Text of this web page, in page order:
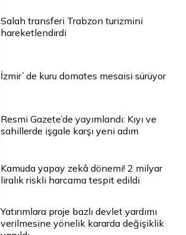
Salah transferi Trabzon turizmini
hareketlendirdi
İzmir`de kuru domates mesaisi sürüyor
Resmi Gazete’de yayımlandı: Kıyı ve
sahillerde işgale karşı yeni adım
Kamuda yapay zekâ dönemi! 2 milyar
liralık riskli harcama tespit edildi
Yatırımlara proje bazlı devlet yardımı
verilmesine yönelik kararda değişiklik